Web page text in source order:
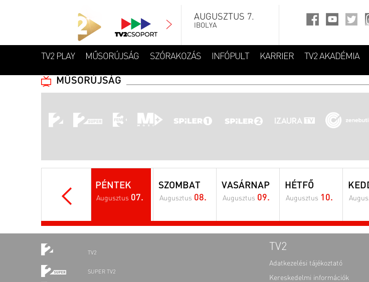
AUGUSZTUS 7.
IBOLYA
TV2 PLAY MŰSORÚJSÁG SZÓRAKOZÁS INFÓPULT KARRIER TV2 AKADÉMIA
MŰSORÚJSÁG
PÉNTEK
Augusztus 07.
SZOMBAT
Augusztus 08.
VASÁRNAP
Augusztus 09.
HÉTFŐ
Augusztus 10.
TV2
SUPER TV2
TV2
Adatkezelési tájékoztató
Kereskedelmi információk